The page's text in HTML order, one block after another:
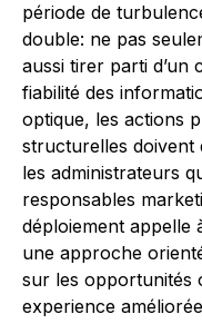
période de
double: ne pas
aussi tirer parti d’un
fiabilité des
optique, les actions
structurelles doivent
les administrateurs
responsables
déploiement appelle
une approche
sur les opportunités
experience